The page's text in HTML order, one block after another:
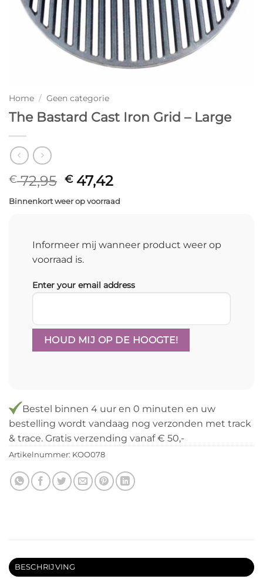
Home / Geen categorie
The Bastard Cast Iron Grid – Large
€72,95 Oorspronkelijke
was:
€47,42Huidige
prijs
is:
Binnenkort weer op voorraad
Informeer mij wanneer product weer op
voorraad is.
Enter your email address
Bestel binnen 4 uur en 0 minuten en uw
bestelling wordt vandaag nog verzonden met track
& trace. Gratis verzending vanaf € 50,-
Artikelnummer: KOO078
BESCHRIJVING